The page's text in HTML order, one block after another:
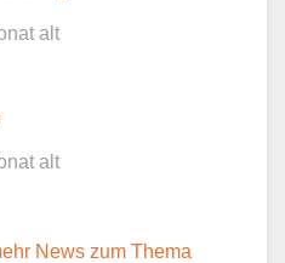
*
alt
alt
News zum Thema